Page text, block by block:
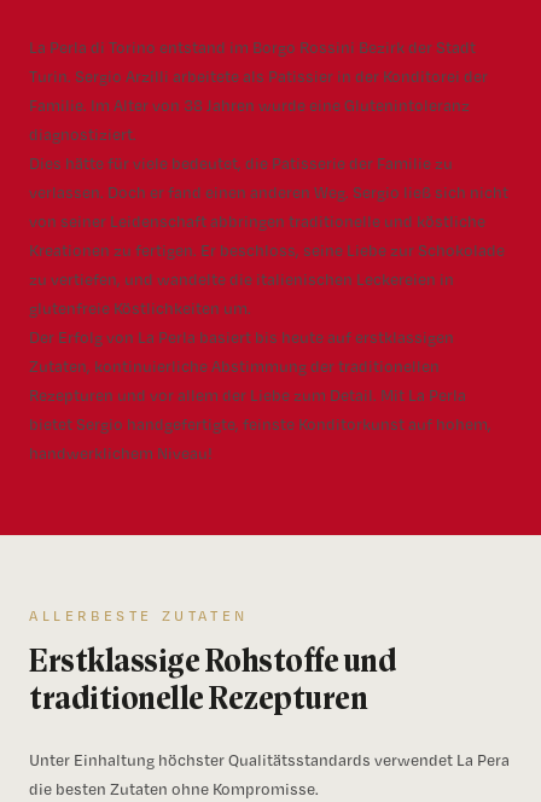
La Perla di Torino entstand im Borgo Rossini Bezirk der Stadt
Turin. Sergio Arzilli arbeitete als Patissier in der Konditorei der
Familie. Im Alter von 38 Jahren wurde eine Glutenintoleranz
diagnostiziert.
Dies hätte für viele bedeutet, die Patisserie der Familie zu
verlassen. Doch er fand einen anderen Weg. Sergio ließ sich nicht
von seiner Leidenschaft abbringen traditionelle und köstliche
Kreationen zu fertigen. Er beschloss, seine Liebe zur Schokolade
zu vertiefen, und wandelte die italienischen Leckereien in
glutenfreie Köstlichkeiten um.
Der Erfolg von La Perla basiert bis heute auf erstklassigen
Zutaten, kontinuierliche Abstimmung der traditionellen
Rezepturen und vor allem der Liebe zum Detail. Mit La Perla
bietet Sergio handgefertigte, feinste Konditorkunst auf hohem,
handwerklichem Niveau!
ALLERBESTE ZUTATEN
Erstklassige Rohstoffe und
traditionelle Rezepturen
Unter Einhaltung höchster Qualitätsstandards verwendet La Pera
die besten Zutaten ohne Kompromisse.